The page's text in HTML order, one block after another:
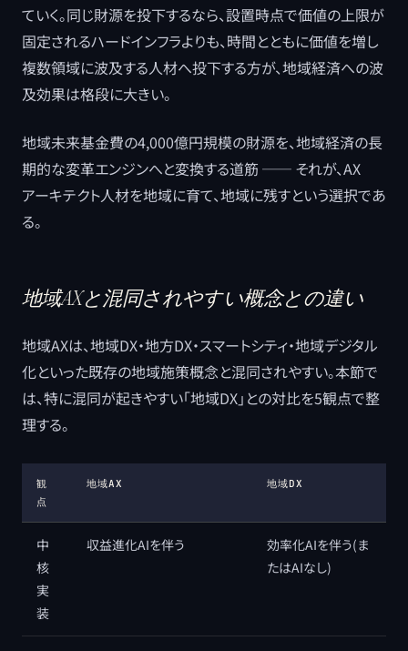
ていく。同じ財源を投下するなら、設置時点で価値の上限が
固定されるハードインフラよりも、時間とともに価値を増し
複数領域に波及する人材へ投下する方が、地域経済への波
及効果は格段に大きい。
地域未来基金費の4,000億円規模の財源を、地域経済の長
期的な変革エンジンへと変換する道筋 ── それが、AX
アーキテクト人材を地域に育て、地域に残すという選択であ
る。
地域AXと混同されやすい概念との違い
地域AXは、地域DX・地方DX・スマートシティ・地域デジタル
化といった既存の地域施策概念と混同されやすい。本節で
は、特に混同が起きやすい「地域DX」との対比を5観点で整
理する。
観
点
地域AX 地域DX
中
核
実
装
収益進化AIを伴う
効率化AIを伴う(ま
たはAIなし)